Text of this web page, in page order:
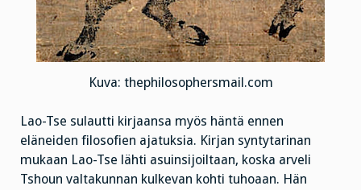
Kuva: thephilosophersmail.com
Lao-Tse sulautti kirjaansa myös häntä ennen
eläneiden filosofien ajatuksia. Kirjan syntytarinan
mukaan Lao-Tse lähti asuinsijoiltaan, koska arveli
Tshoun valtakunnan kulkevan kohti tuhoaan. Hän